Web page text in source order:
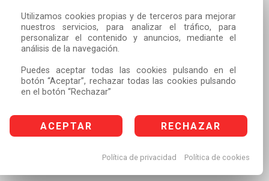
Utilizamos cookies propias y de terceros para mejorar
nuestros servicios, para analizar el tráfico, para
personalizar el contenido y anuncios, mediante el
análisis de la navegación.
Puedes aceptar todas las cookies pulsando en el
botón “Aceptar”, rechazar todas las cookies pulsando
en el botón “Rechazar”
ACEPTAR RECHAZAR
Política de privacidad Política de cookies